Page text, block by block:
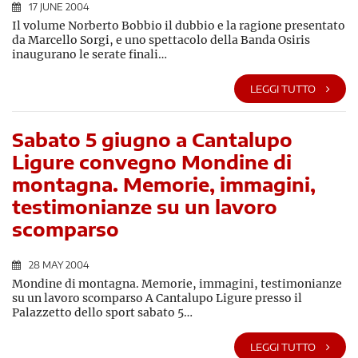
17 JUNE 2004
Il volume Norberto Bobbio il dubbio e la ragione presentato
da Marcello Sorgi, e uno spettacolo della Banda Osiris
inaugurano le serate finali…
LEGGI TUTTO
Sabato 5 giugno a Cantalupo
Ligure convegno Mondine di
montagna. Memorie, immagini,
testimonianze su un lavoro
scomparso
28 MAY 2004
Mondine di montagna. Memorie, immagini, testimonianze
su un lavoro scomparso A Cantalupo Ligure presso il
Palazzetto dello sport sabato 5…
LEGGI TUTTO